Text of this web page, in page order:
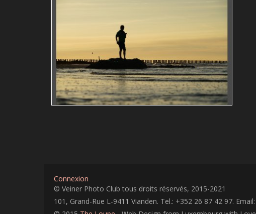
Gerard Claude
contre-jour
Connexion
© Veiner Photo Club tous droits réservés, 2015-2021
101, Grand-Rue L-9411 Vianden. Tel.: +352 26 87 42 97. Email: